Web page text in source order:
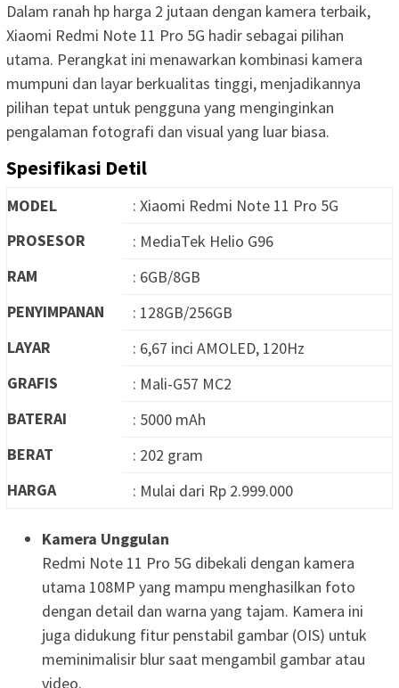
Dalam ranah hp harga 2 jutaan dengan kamera terbaik,
Xiaomi Redmi Note 11 Pro 5G hadir sebagai pilihan
utama. Perangkat ini menawarkan kombinasi kamera
mumpuni dan layar berkualitas tinggi, menjadikannya
pilihan tepat untuk pengguna yang menginginkan
pengalaman fotografi dan visual yang luar biasa.
Spesifikasi Detil
MODEL
: Xiaomi Redmi Note 11 Pro 5G
PROSESOR
: MediaTek Helio G96
RAM
: 6GB/8GB
PENYIMPANAN
: 128GB/256GB
LAYAR
: 6,67 inci AMOLED, 120Hz
GRAFIS
: Mali-G57 MC2
BATERAI
: 5000 mAh
BERAT
: 202 gram
HARGA
: Mulai dari Rp 2.999.000
Kamera Unggulan
Redmi Note 11 Pro 5G dibekali dengan kamera
utama 108MP yang mampu menghasilkan foto
dengan detail dan warna yang tajam. Kamera ini
juga didukung fitur penstabil gambar (OIS) untuk
meminimalisir blur saat mengambil gambar atau
video.